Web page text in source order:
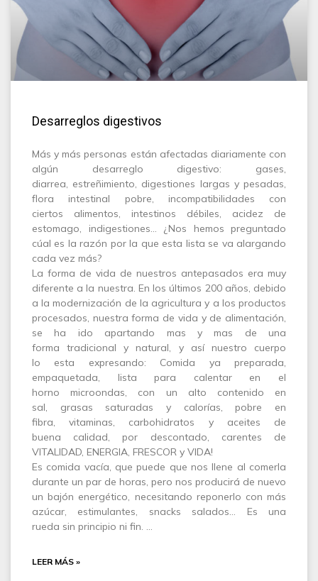
Desarreglos digestivos
Más y más personas están afectadas diariamente con
algún desarreglo digestivo: gases,
diarrea, estreñimiento, digestiones largas y pesadas,
flora intestinal pobre, incompatibilidades con
ciertos alimentos, intestinos débiles, acidez de
estomago, indigestiones… ¿Nos hemos preguntado
cúal es la razón por la que esta lista se va alargando
cada vez más?
La forma de vida de nuestros antepasados era muy
diferente a la nuestra. En los últimos 200 años, debido
a la modernización de la agricultura y a los productos
procesados, nuestra forma de vida y de alimentación,
se ha ido apartando mas y mas de una
forma tradicional y natural, y así nuestro cuerpo
lo esta expresando: Comida ya preparada,
empaquetada, lista para calentar en el
horno microondas, con un alto contenido en
sal, grasas saturadas y calorías, pobre en
fibra, vitaminas, carbohidratos y aceites de
buena calidad, por descontado, carentes de
VITALIDAD, ENERGIA, FRESCOR y VIDA!
Es comida vacía, que puede que nos llene al comerla
durante un par de horas, pero nos producirá de nuevo
un bajón energético, necesitando reponerlo con más
azúcar, estimulantes, snacks salados… Es una
rueda sin principio ni fin. …
LEER MÁS »